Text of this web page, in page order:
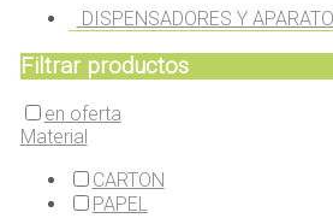
DISPENSADORES Y
Filtrar productos
en oferta
Material
CARTON
PAPEL